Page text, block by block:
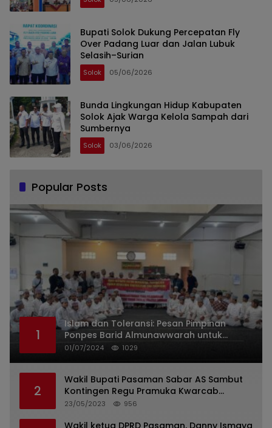
Bupati Solok Dukung Percepatan Fly
Over Padang Luar dan Jalan Lubuk
Selasih–Surian
Solok 05/06/2026
Bunda Lingkungan Hidup Kabupaten
Solok Ajak Warga Kelola Sampah dari
Sumbernya
Solok 03/06/2026
Popular Posts
1
Islam dan Toleransi: Pesan Pimpinan
Ponpes Barid Almunawwarah untuk
Indonesia
01/07/2024 1029
2
Wakil Bupati Pasaman Sabar AS Sambut
Kontingen Regu Pramuka Kwarcab
Pasaman
23/05/2023 956